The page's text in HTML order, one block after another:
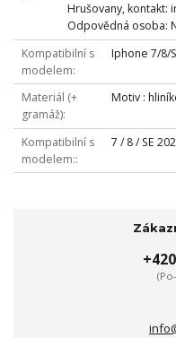
Hrušovany, kontakt:
Odpovědná osoba:
Kompatibilní s
modelem
Iphone 7/8/
Materiál (+
gramáž)
Motiv :
Kompatibilní s
modelem:
7 / 8 / SE